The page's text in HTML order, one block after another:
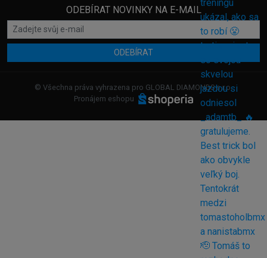
ODEBÍRAT NOVINKY NA E-MAIL
ODEBÍRAT
© Všechna práva vyhrazena pro GLOBAL DIAMONDS s.r.o.
Pronájem eshopu